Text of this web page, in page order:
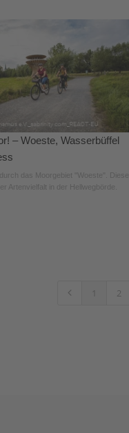
– Woeste, Wasserbüffel
durch das Moorgebiet "Woeste".
Artenvielfalt in der Hellwegbörde.
1 2